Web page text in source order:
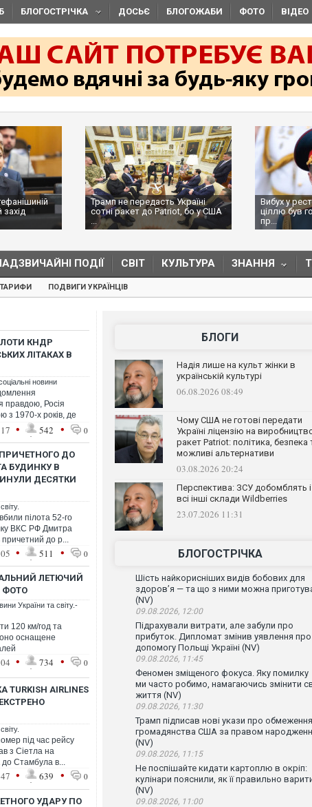
БЛОГОСТРІЧКА ДОСЬЄ БЛОГОЖАБИ ФОТО ВІДЕО
Трамп не передасть Україні
сотні ракет до Patriot, бо у США
...
Вибух у
ціллю був
пр...
ПОДІЇ СВІТ КУЛЬТУРА ЗНАННЯ
ТАРИФИ ПОДВИГИ УКРАЇНЦІВ
КНДР
ЛІТАКАХ В
новини
правдою, Росія
з 1970-х років, де
• 542 • 0
ПРИЧЕТНОГО ДО
БУДИНКУ В
ДЕСЯТКИ
пілота 52-го
ВКС РФ Дмитра
до р...
• 511 • 0
ЛЕТЮЧИЙ
ФОТО
України та світу.-
120 км/год та
оснащене
• 734 • 0
AIRLINES
під час рейсу
з Сіетла на
до Стамбула в...
• 639 • 0
УДАРУ ПО
БЛОГИ
Надія лише на культ жінки в
українській культурі
06.08.2026 08:49
Чому США не готові передати
Україні ліцензію на
ракет Patriot: політика, безпека
можливі альтернативи
03.08.2026 20:24
Перспектива: ЗСУ добомблять і
всі інші склади Wildberries
23.07.2026 11:31
БЛОГОСТРІЧКА
Шість найкорисніших видів бобових для
здоров’я — та що з ними можна
(NV)
09.08.2026, 12:00
Підрахували витрати, але забули про
прибуток. Дипломат змінив уявлення про
допомогу Польщі Україні (NV)
09.08.2026, 11:45
Феномен зміщеного фокуса. Яку помилку
ми часто робимо, намагаючись змінити
життя (NV)
09.08.2026, 11:30
Трамп підписав нові укази про обмеження
громадянства США за правом
(NV)
09.08.2026, 11:15
Не поспішайте кидати картоплю в окріп:
кулінари пояснили, як її правильно
(NV)
09.08.2026, 11:00